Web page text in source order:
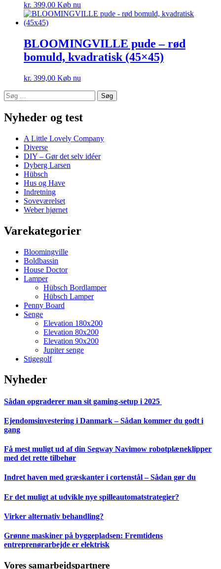
kr. 399,00 Køb nu
BLOOMINGVILLE pude – rød
bomuld, kvadratisk (45×45)
kr. 399,00 Køb nu
Søg
efter:
Nyheder og test
A Little Lovely Company
Diverse
DIY – Gør det selv idéer
Dyberg Larsen
Hübsch
Hus og Have
Indretning
Soveværelset
Weber hjørnet
Varekategorier
Bloomingville
Boldbassin
House Doctor
Lamper
Hübsch Bordlamper
Hübsch Lamper
Penny Board
Senge
Elevation 180x200
Elevation 80x200
Elevation 90x200
Jupiter senge
Stigegolf
Nyheder
Sådan opgraderer man sit gaming-setup i 2025
Ejendomsinvestering i Danmark – Sådan kommer du godt i
gang
Få mest muligt ud af din Segway Navimow robotplæneklipper
med det rette tilbehør
Indret haven med græskanter i cortenstål – Sådan gør du
Er det muligt at udvikle nye spilleautomatstrategier?
Virker alternativ behandling?
Grønne maskiner på byggepladsen: Fremtidens
entreprenørarbejde er elektrisk
Vores samarbejdspartnere